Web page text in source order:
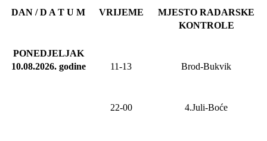
DAN / D A T U M VRIJEME
MJESTO RADARSKE
KONTROLE
PONEDJELJAK
10.08.2026.godine 11-13 Brod-Bukvik
22-00 4.Juli-Boće